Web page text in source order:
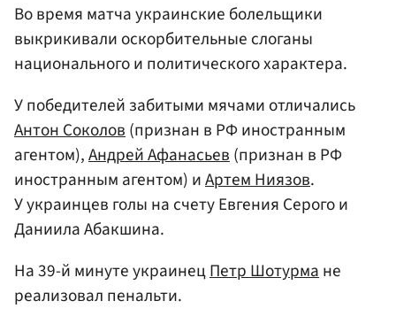
Во время матча украинские болельщики
выкрикивали оскорбительные слоганы
национального и политического характера.
У победителей забитыми мячами отличались
Антон Соколов(признан в РФ иностранным
агентом),Андрей Афанасьев(признан в РФ
иностранным агентом) иАртем Ниязов.
У украинцев голы на счету Евгения Серого и
Даниила Абакшина.
На 39-й минуте украинецПетр Шотурмане
реализовал пенальти.